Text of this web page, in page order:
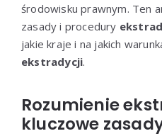
środowisku prawnym. Ten
zasady i procedury
jakie kraje i na jakich
ekstradycji.
Rozumienie
kluczowe